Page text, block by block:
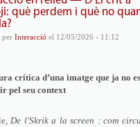
què perdem i què no
per Interacció el 12/05/2026 - 11:12
crítica d’una imatge que ja no
pel seu context
De l'Skrik a la screen : com